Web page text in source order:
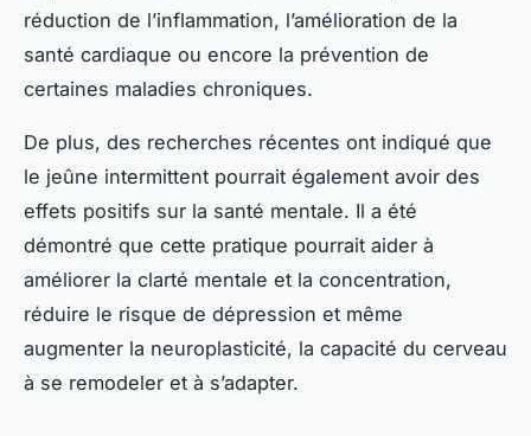
réduction de l’inflammation, l’amélioration de la
santé cardiaque ou encore la prévention de
certaines maladies chroniques.
De plus, des recherches récentes ont indiqué que
le jeûne intermittent pourrait également avoir des
effets positifs sur la santé mentale. Il a été
démontré que cette pratique pourrait aider à
améliorer la clarté mentale et la concentration,
réduire le risque de dépression et même
augmenter la neuroplasticité, la capacité du cerveau
à se remodeler et à s’adapter.